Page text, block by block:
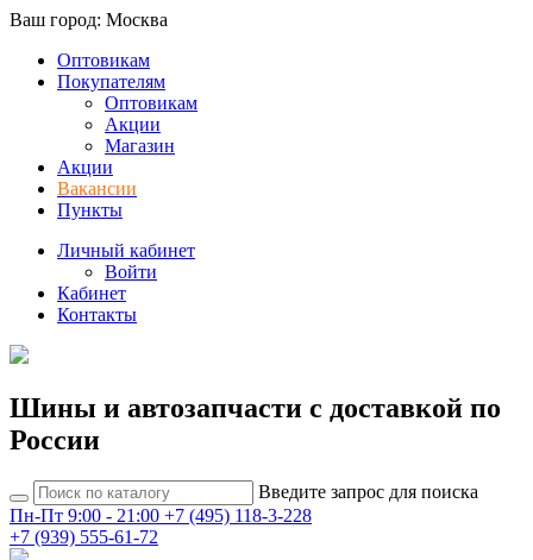
Ваш город: Москва
Оптовикам
Покупателям
Оптовикам
Акции
Магазин
Акции
Вакансии
Пункты
Личный кабинет
Войти
Кабинет
Контакты
Шины и автозапчасти с доставкой по
России
Введите запрос для поиска
Пн-Пт 9:00 - 21:00 +7 (495) 118-3-228
+7 (939) 555-61-72